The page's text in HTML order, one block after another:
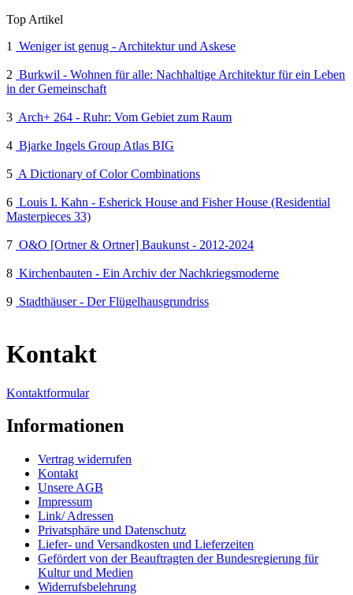
Top Artikel
1
Weniger ist genug - Architektur und Askese
2 Burkwil - Wohnen für alle: Nachhaltige Architektur für ein Leben
in der Gemeinschaft
3 Arch+ 264 - Ruhr: Vom Gebiet zum Raum
4 Bjarke Ingels Group Atlas BIG
5 A Dictionary of Color Combinations
6 Louis I. Kahn - Esherick House and Fisher House (Residential
Masterpieces 33)
7 O&O [Ortner & Ortner] Baukunst - 2012-2024
8 Kirchenbauten - Ein Archiv der Nachkriegsmoderne
9 Stadthäuser - Der Flügelhausgrundriss
Kontakt
Kontaktformular
Informationen
Vertrag widerrufen
Kontakt
Unsere AGB
Impressum
Link/ Adressen
Privatsphäre und Datenschutz
Liefer- und Versandkosten und Lieferzeiten
Gefördert von der Beauftragten der Bundesregierung für
Kultur und Medien
Widerrufsbelehrung